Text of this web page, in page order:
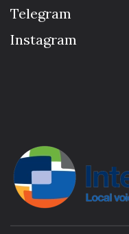
Telegram
Instagram